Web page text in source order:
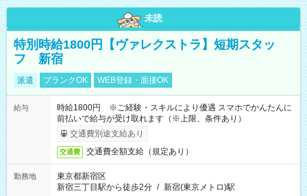
未読
特別時給1800円【ヴァレクストラ】短期スタッ
フ 新宿
派遣 ブランクOK WEB登録・面接OK
給与
時給1800円 ※ご経験・スキルにより優遇 スマホでかんたんに
前払いで給与が受け取れます（※上限、条件あり）
交通費別途支給あり
交通費 交通費全額支給（規定あり）
勤務地
東京都新宿区
新宿三丁目駅から徒歩2分 / 新宿(東京メトロ)駅